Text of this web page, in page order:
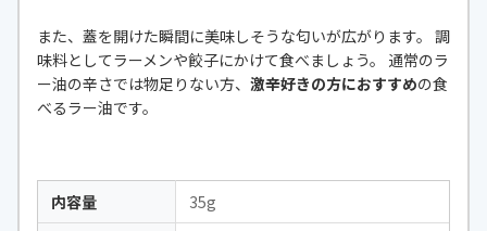
また、蓋を開けた瞬間に美味しそうな匂いが広がります。 調
味料としてラーメンや餃子にかけて食べましょう。 通常のラ
ー油の辛さでは物足りない方、 激辛好きの方におすすめの食
べるラー油です。
内容量
35g